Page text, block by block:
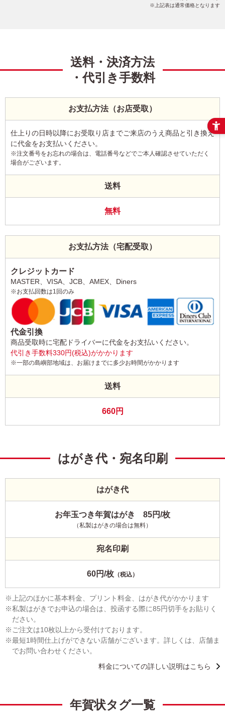
上記表は通常価格となります
送料・決済方法
・代引き手数料
お支払方法（お店受取）
仕上りの日時以降にお受取り店までご来店のうえ商品と引き換え
に代金をお支払いください。
※注文番号をお忘れの場合は、電話番号などでご本人確認させていただく
場合がございます。
送料
無料
お支払方法（宅配受取）
クレジットカード
MASTER、VISA、JCB、AMEX、Diners
※お支払回数は1回のみ
代金引換
商品受取時に宅配ドライバーに代金をお支払いください。
代引き手数料330円(税込)がかかります
※一部の島嶼部地域は、お届けまでに多少お時間がかかります
送料
660円
はがき代・宛名印刷
はがき代
お年玉つき年賀はがき 85円/枚
（私製はがきの場合は無料）
宛名印刷
60円/枚 （税込）
上記のほかに基本料金、プリント料金、はがき代がかかります
私製はがきでお申込の場合は、投函する際に85円切手をお貼りく
ださい。
ご注文は10枚以上から受付けております。
最短1時間仕上げができない店舗がございます。詳しくは、店舗ま
でお問い合わせください。
料金についての詳しい説明はこちら
年賀状タグ一覧